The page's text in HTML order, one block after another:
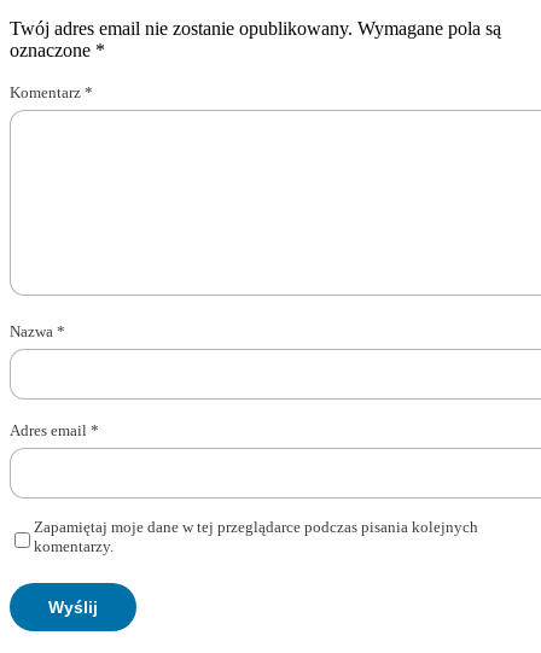
Twój adres email nie zostanie opublikowany. Wymagane pola są
oznaczone *
Komentarz *
Nazwa *
Adres email *
Zapamiętaj moje dane w tej przeglądarce podczas pisania kolejnych
komentarzy.